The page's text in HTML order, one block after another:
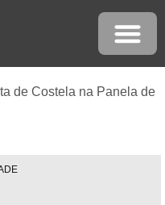
de Costela na Panela de